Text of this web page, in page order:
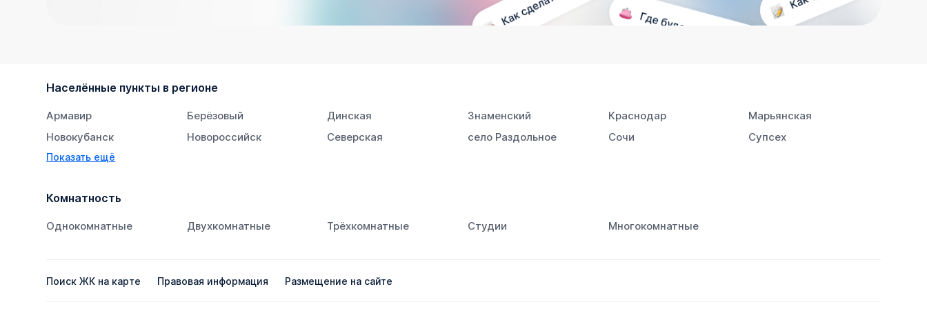
Населённые пункты в регионе
Армавир Берёзовый Динская Знаменский Краснодар
Марьянская
Новокубанск
Новороссийск Северская село Раздольное Сочи
Супсех
Тихорецк
Показать ещё
Комнатность
Однокомнатные Двухкомнатные Трёхкомнатные Студии Многокомнатные
Поиск ЖК на карте Правовая информация Размещение на сайте